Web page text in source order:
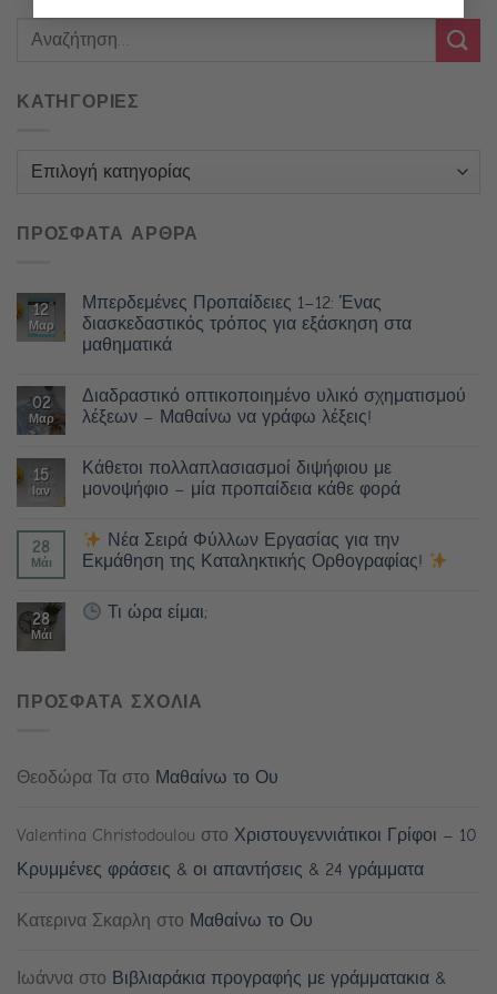
ΚΑΤΗΓΟΡΙΕΣ
Κατηγορίες
ΠΡΟΣΦΑΤΑ ΑΡΘΡΑ
12
Μαρ
Μπερδεμένες Προπαίδειες 1–12: Ένας
διασκεδαστικός τρόπος για εξάσκηση στα
μαθηματικά
02
Μαρ
Διαδραστικό οπτικοποιημένο υλικό σχηματισμού
λέξεων – Μαθαίνω να γράφω λέξεις!
15
Ιαν
Κάθετοι πολλαπλασιασμοί διψήφιου με
μονοψήφιο – μία προπαίδεια κάθε φορά
28
Μάι
Νέα Σειρά Φύλλων Εργασίας για την
Εκμάθηση της Καταληκτικής Ορθογραφίας!
28
Μάι
Τι ώρα είμαι;
ΠΡΟΣΦΑΤΑ ΣΧΟΛΙΑ
Θεοδώρα Τα στο Μαθαίνω το Ου
Valentina Christodoulou στο Χριστουγεννιάτικοι Γρίφοι – 10
Κρυμμένες φράσεις & οι απαντήσεις & 24 γράμματα
Κατερινα Σκαρλη στο Μαθαίνω το Ου
Ιωάννα στο Βιβλιαράκια προγραφής με γράμματακια &